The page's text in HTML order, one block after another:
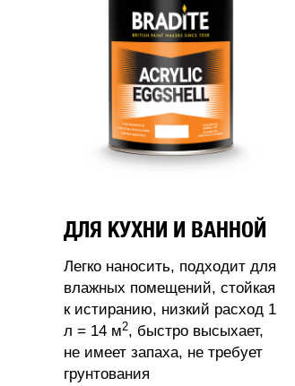
ДЛЯ КУХНИ И ВАННОЙ
Легко наносить, подходит для
влажных помещений, стойкая
к истиранию, низкий расход 1
л = 14 м2, быстро высыхает,
не имеет запаха, не требует
грунтования